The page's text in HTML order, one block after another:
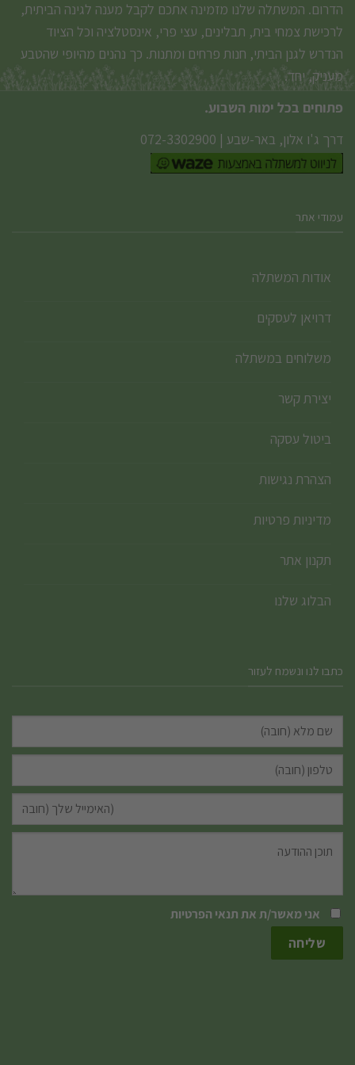
הדרום. המשתלה שלנו מזמינה אתכם לקבל מענה לגינה הביתית,
לרכישת צמחי בית, תבלינים, עצי פרי, אינסטלציה וכל הציוד
הנדרש לגנן הביתי, חנות פרחים ומתנות. כך נהנים מהיופי שהטבע
מעניק, יחד.
פתוחים בכל ימות השבוע.
דרך ג'ו אלון, באר-שבע |
072-3302900
עמודי אתר
אודות המשתלה
דרויאן לעסקים
משלוחים במשתלה
יצירת קשר
ביטול עסקה
הצהרת נגישות
מדיניות פרטיות
תקנון אתר
הבלוג שלנו
כתבו לנו ונשמח לעזור
אני מאשר/ת אתתנאי הפרטיות